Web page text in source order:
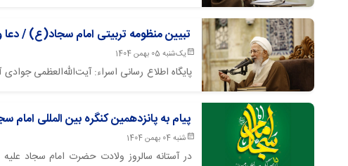
تبیین منظومه تربیتی امام سجاد(ع) /
یک‌شنبه 05 بهمن 1404
پیام به پانزدهمین کنگره بین المللی امام
شنبه 04 بهمن 1404
در آستانه سالروز ولادت حضرت امام سجاد